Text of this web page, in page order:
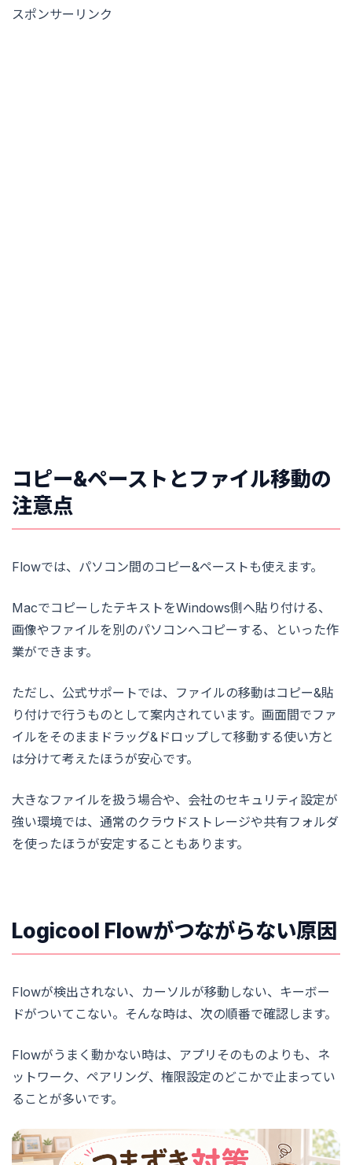
スポンサーリンク
コピー&ペーストとファイル移動の
注意点
Flowでは、パソコン間のコピー&ペーストも使えます。
MacでコピーしたテキストをWindows側へ貼り付ける、
画像やファイルを別のパソコンへコピーする、といった作
業ができます。
ただし、公式サポートでは、ファイルの移動はコピー&貼
り付けで行うものとして案内されています。画面間でファ
イルをそのままドラッグ&ドロップして移動する使い方と
は分けて考えたほうが安心です。
大きなファイルを扱う場合や、会社のセキュリティ設定が
強い環境では、通常のクラウドストレージや共有フォルダ
を使ったほうが安定することもあります。
Logicool Flowがつながらない原因
Flowが検出されない、カーソルが移動しない、キーボー
ドがついてこない。そんな時は、次の順番で確認します。
Flowがうまく動かない時は、アプリそのものよりも、ネ
ットワーク、ペアリング、権限設定のどこかで止まってい
ることが多いです。